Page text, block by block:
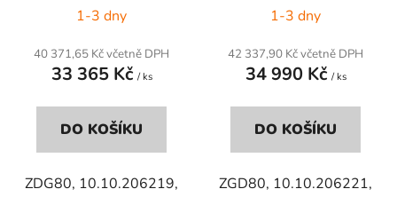
1-3 dny
40 371,65 Kč včetně DPH
33 365 Kč / ks
DO KOŠÍKU
ZDG80, 10.10.206219,
1-3 dny
42 337,90 Kč včetně DPH
34 990 Kč / ks
DO KOŠÍKU
ZGD80, 10.10.206221,